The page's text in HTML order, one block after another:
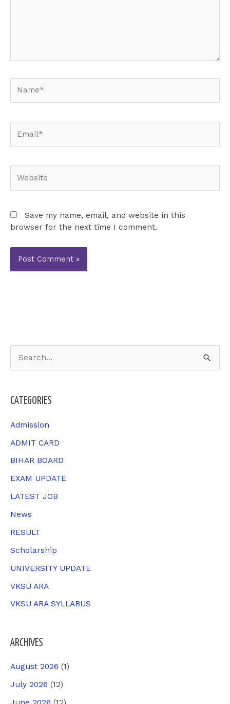
Save my name, email, and website in this
browser for the next time I comment.
c
h
f
CATEGORIES
Admission
ADMIT CARD
BIHAR BOARD
EXAM UPDATE
LATEST JOB
News
RESULT
Scholarship
UNIVERSITY UPDATE
VKSU ARA
VKSU ARA SYLLABUS
ARCHIVES
August 2026 (1)
July 2026 (12)